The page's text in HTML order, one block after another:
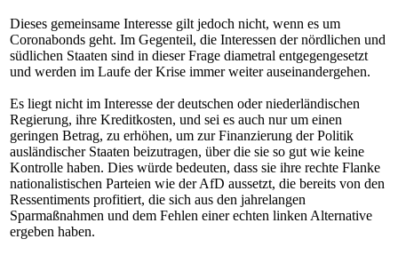
Dieses gemeinsame Interesse gilt jedoch nicht, wenn es um
Coronabonds geht. Im Gegenteil, die Interessen der nördlichen und
südlichen Staaten sind in dieser Frage diametral entgegengesetzt
und werden im Laufe der Krise immer weiter auseinandergehen.
Es liegt nicht im Interesse der deutschen oder niederländischen
Regierung, ihre Kreditkosten, und sei es auch nur um einen
geringen Betrag, zu erhöhen, um zur Finanzierung der Politik
ausländischer Staaten beizutragen, über die sie so gut wie keine
Kontrolle haben. Dies würde bedeuten, dass sie ihre rechte Flanke
nationalistischen Parteien wie der AfD aussetzt, die bereits von den
Ressentiments profitiert, die sich aus den jahrelangen
Sparmaßnahmen und dem Fehlen einer echten linken Alternative
ergeben haben.